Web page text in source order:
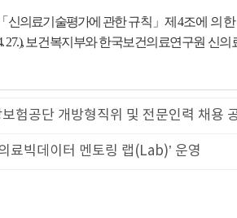
「 신의료기술평가에 관한규칙 」제 4조에 의한
27.), 보건복지부와 한국보건의료연구원 신
험공단 개방형직위 및 전문인력 채용
료빅데이터 멘토링 랩(Lab)’ 운영